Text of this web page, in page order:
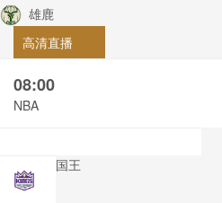
雄鹿
高清直播
08:00
NBA
国王